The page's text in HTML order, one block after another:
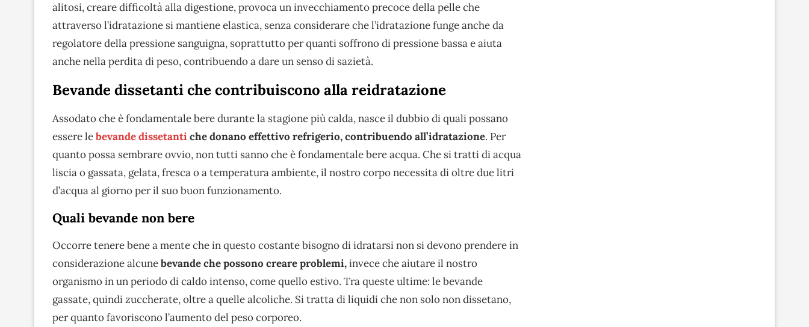
alitosi, creare difficoltà alla digestione, provoca un invecchiamento precoce della pelle che
attraverso l’idratazione si mantiene elastica, senza considerare che l’idratazione funge anche da
regolatore della pressione sanguigna, soprattutto per quanti soffrono di pressione bassa e aiuta
anche nella perdita di peso, contribuendo a dare un senso di sazietà.
Bevande dissetanti che contribuiscono alla reidratazione
Assodato che è fondamentale bere durante la stagione più calda, nasce il dubbio di quali possano
essere lebevande dissetantiche donano effettivo refrigerio, contribuendo all’idratazione. Per
quanto possa sembrare ovvio, non tutti sanno che è fondamentale bere acqua. Che si tratti di acqua
liscia o gassata, gelata, fresca o a temperatura ambiente, il nostro corpo necessita di oltre due litri
d’acqua al giorno per il suo buon funzionamento.
Quali bevande non bere
Occorre tenere bene a mente che in questo costante bisogno di idratarsi non si devono prendere in
considerazione alcunebevande che possono creare problemi,invece che aiutare il nostro
organismo in un periodo di caldo intenso, come quello estivo. Tra queste ultime: le bevande
gassate, quindi zuccherate, oltre a quelle alcoliche. Si tratta di liquidi che non solo non dissetano,
per quanto favoriscono l’aumento del peso corporeo.